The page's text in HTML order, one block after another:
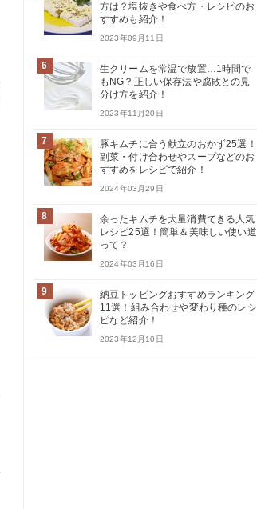
方は？塩抜きや食べ方・レシピのお
すすめも紹介！
2023年09月11日
6
生クリームを常温で放置…1時間で
もNG？正しい保存法や腐敗との見
分け方を紹介！
2023年11月20日
7
豚キムチに合う献立のおかず25選！
副菜・付け合わせやスープなどのお
すすめをレシピで紹介！
2024年03月29日
8
余ったキムチを大量消費できる人気
レシピ25選！簡単＆美味しい使い道
って？
2024年03月16日
9
納豆トッピングおすすめランキング
11選！組み合わせや変わり種のレシ
ピなど紹介！
2023年12月10日